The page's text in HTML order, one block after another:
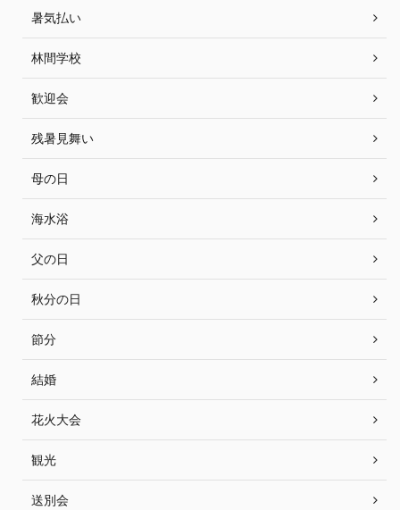
暑気払い
林間学校
歓迎会
残暑見舞い
母の日
海水浴
父の日
秋分の日
節分
結婚
花火大会
観光
送別会